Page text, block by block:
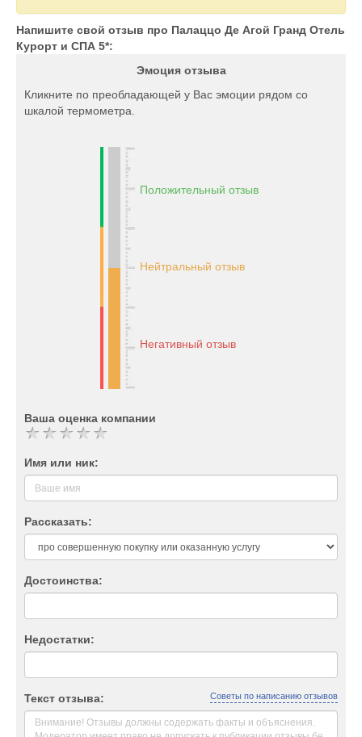
Напишите свой отзыв про Палаццо Де Агой Гранд Отель
Курорт и СПА 5*:
Эмоция отзыва
Кликните по преобладающей у Вас эмоции рядом со
шкалой термометра.
Положительный отзыв
Нейтральный отзыв
Негативный отзыв
Ваша оценка компании
Имя или ник:
Рассказать:
Достоинства:
Недостатки:
Текст отзыва: Советы по написанию отзывов